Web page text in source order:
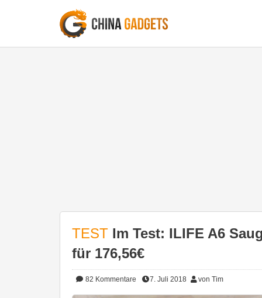
TEST Im Test: ILIFE A6
für 176,56€
82 Kommentare 7. Juli 2018 von Tim